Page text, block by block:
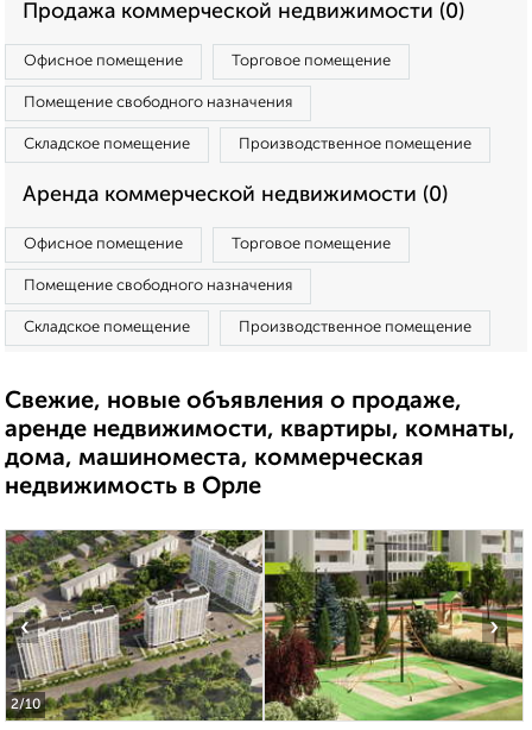
Продажа коммерческой недвижимости (0)
Офисное помещение Торговое помещение
Помещение свободного назначения
Складское помещение Производственное помещение
Аренда коммерческой недвижимости (0)
Офисное помещение Торговое помещение
Помещение свободного назначения
Складское помещение Производственное помещение
Свежие, новые объявления о продаже,
аренде недвижимости, квартиры, комнаты,
дома, машиноместа, коммерческая
недвижимость в Орле
2/10
‹ ›